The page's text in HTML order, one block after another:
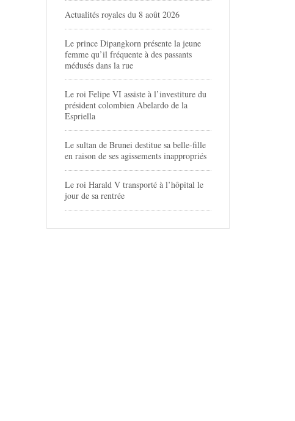
Actualités royales du 8 août 2026
Le prince Dipangkorn présente la jeune
femme qu’il fréquente à des passants
médusés dans la rue
Le roi Felipe VI assiste à l’investiture du
président colombien Abelardo de la
Espriella
Le sultan de Brunei destitue sa belle-fille
en raison de ses agissements inappropriés
Le roi Harald V transporté à l’hôpital le
jour de sa rentrée